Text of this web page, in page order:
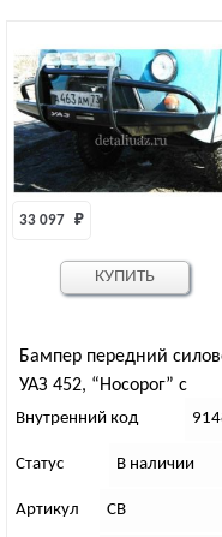
Бампер передний
УАЗ 452, “Носорог” с
кенгурином
33 097 ₽
Внутренний код
Статус В наличии
Артикул СВ
КУПИТЬ